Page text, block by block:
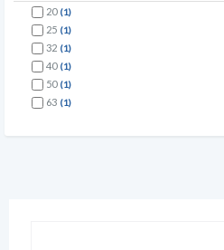
20 (1)
25 (1)
32 (1)
40 (1)
50 (1)
63 (1)